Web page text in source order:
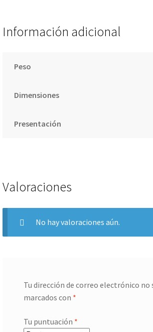
Información adicional
Peso
Dimensiones
Presentación
Valoraciones
No hay valoraciones aún.
Tu dirección de correo electrónico no
marcados con *
Tu puntuación *